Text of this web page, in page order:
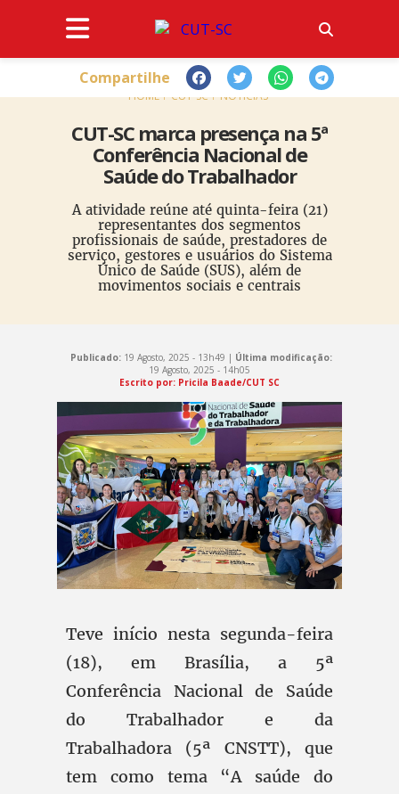
HOME CUT-SC NOTÍCIAS
CUT-SC marca presença na 5ª
Conferência Nacional de
Saúde do Trabalhador
A atividade reúne até quinta-feira (21)
representantes dos segmentos
profissionais de saúde, prestadores de
serviço, gestores e usuários do Sistema
Único de Saúde (SUS), além de
movimentos sociais e centrais
Compartilhe
Publicado:19 Agosto, 2025 - 13h49 | Última modificação:
19 Agosto, 2025 - 14h05
Escrito por: Pricila Baade/CUT SC
Teve início nesta segunda-feira
(18), em Brasília, a 5ª
Conferência Nacional de Saúde
do Trabalhador e da
Trabalhadora (5ª CNSTT), que
tem como tema “A saúde do